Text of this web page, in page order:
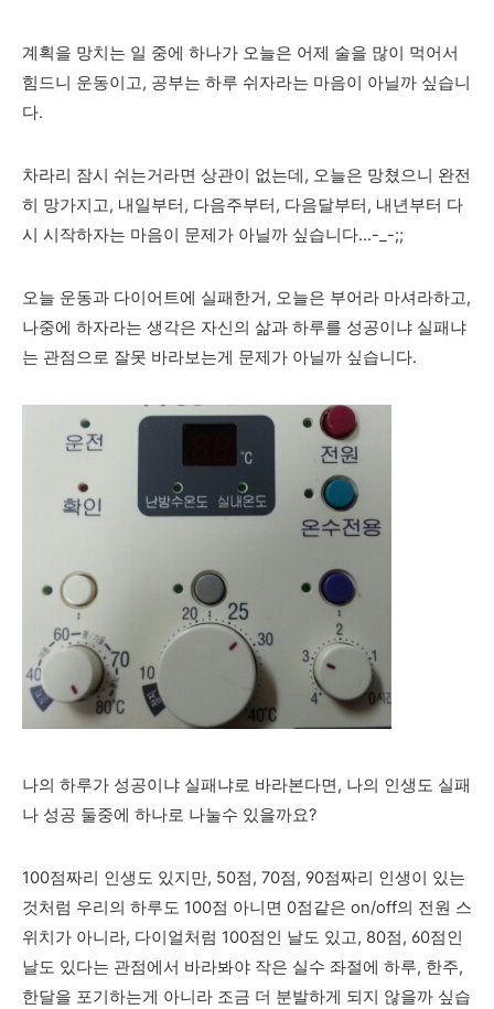
계획을 망치는 일 중에 하나가 오늘은 어제 술을 많이 먹어서
힘드니 운동이고, 공부는 하루 쉬자라는 마음이 아닐까 싶습니
다.
차라리 잠시 쉬는거라면 상관이 없는데, 오늘은 망쳤으니 완전
히 망가지고, 내일부터, 다음주부터, 다음달부터, 내년부터 다
시 시작하자는 마음이 문제가 아닐까 싶습니다...-_-;;
오늘 운동과 다이어트에 실패한거, 오늘은 부어라 마셔라하고,
나중에 하자라는 생각은 자신의 삶과 하루를 성공이냐 실패냐
는 관점으로 잘못 바라보는게 문제가 아닐까 싶습니다.
나의 하루가 성공이냐 실패냐로 바라본다면, 나의 인생도 실패
나 성공 둘중에 하나로 나눌수 있을까요?
100점짜리 인생도 있지만, 50점, 70점, 90점짜리 인생이 있는
것처럼 우리의 하루도 100점 아니면 0점같은 on/off의 전원 스
위치가 아니라, 다이얼처럼 100점인 날도 있고, 80점, 60점인
날도 있다는 관점에서 바라봐야 작은 실수 좌절에 하루, 한주,
한달을 포기하는게 아니라 조금 더 분발하게 되지 않을까 싶습